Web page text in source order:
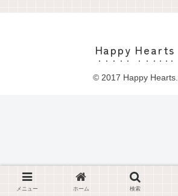
Happy Hearts
© 2017 Happy Hearts.
メニュー ホーム 検索